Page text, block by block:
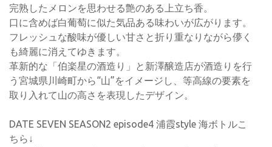
完熟したメロンを思わせる艶のある上立ち香。
口に含めば白葡萄に似た気品ある味わいが広がります。
フレッシュな酸味が優しい甘さと折り重なりながら儚く
も綺麗に消えてゆきます。
革新的な「伯楽星の酒造り」と新澤醸造店が酒造りを行
う宮城県川崎町から“山”をイメージし、等高線の要素を
取り入れて山の高さを表現したデザイン。
DATE SEVEN SEASON2 episode4 浦霞style 海ボトルこ
ちら↓